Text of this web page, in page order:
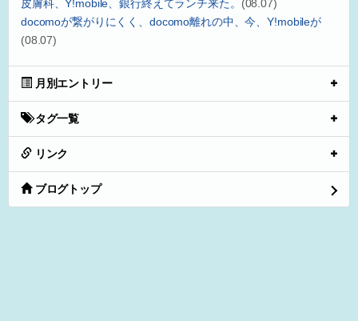
皮膚科、Y!mobile、銀行終えてランチ来た。 (08.07)
docomoが繋がりにくく、docomo離れの中、今、Y!mobileが
(08.07)
月別エントリー
タグ一覧
リンク
ブログトップ